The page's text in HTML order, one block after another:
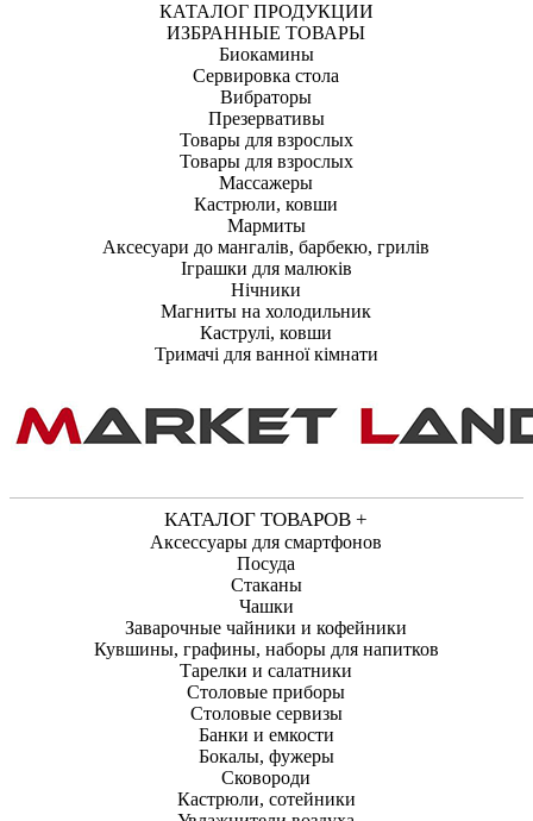
КАТАЛОГ ПРОДУКЦИИ
ИЗБРАННЫЕ ТОВАРЫ
Биокамины
Сервировка стола
Вибраторы
Презервативы
Товары для взрослых
Товары для взрослых
Массажеры
Кастрюли, ковши
Мармиты
Аксесуари до мангалів, барбекю, грилів
Іграшки для малюків
Нічники
Магниты на холодильник
Каструлі, ковши
Тримачі для ванної кімнати
КАТАЛОГ ТОВАРОВ +
Аксессуары для смартфонов
Посуда
Стаканы
Чашки
Заварочные чайники и кофейники
Кувшины, графины, наборы для напитков
Тарелки и салатники
Столовые приборы
Столовые сервизы
Банки и емкости
Бокалы, фужеры
Сковороди
Кастрюли, сотейники